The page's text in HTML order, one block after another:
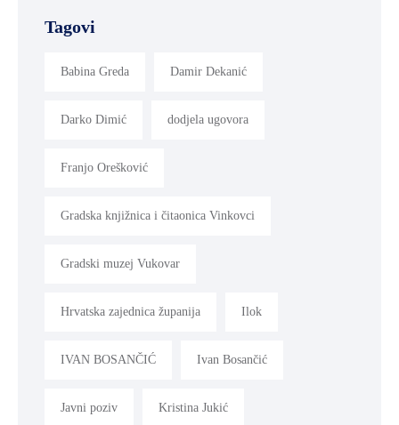
Tagovi
Babina Greda Damir Dekanić
Darko Dimić dodjela ugovora
Franjo Orešković
Gradska knjižnica i čitaonica Vinkovci
Gradski muzej Vukovar
Hrvatska zajednica županija Ilok
IVAN BOSANČIĆ Ivan Bosančić
Javni poziv Kristina Jukić